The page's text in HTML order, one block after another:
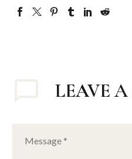
LEAVEA